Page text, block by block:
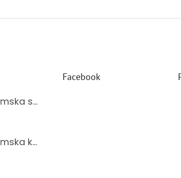
Dámska súprava 62875/BLACK
produktu je 5 z 5 hviezdičiek.
Dámska kožená kabelka TS-112-14/CHOCO
produktu je 5 z 5 hviezdičiek.
Facebook